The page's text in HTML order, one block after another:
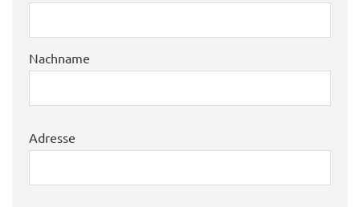
Nachname
Adresse